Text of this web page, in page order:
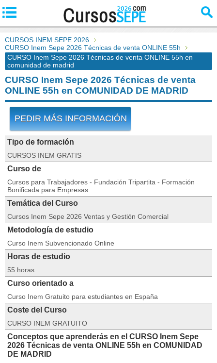
CURSOS INEM SEPE 2026
CURSO Inem Sepe 2026 Técnicas de venta ONLINE 55h
CURSO Inem Sepe 2026 Técnicas de venta ONLINE 55h en
comunidad de madrid
CURSO Inem Sepe 2026 Técnicas de venta
ONLINE 55h en COMUNIDAD DE MADRID
PEDIR MÁS INFORMACIÓN
Tipo de formación
CURSOS INEM GRATIS
Curso de
Cursos para Trabajadores - Fundación Tripartita - Formación
Bonificada para Empresas
Temática del Curso
Cursos Inem Sepe 2026 Ventas y Gestión Comercial
Metodología de estudio
Curso Inem Subvencionado Online
Horas de estudio
55 horas
Curso orientado a
Curso Inem Gratuito para estudiantes en España
Coste del Curso
CURSO INEM GRATUITO
Conceptos que aprenderás en el CURSO Inem Sepe
2026 Técnicas de venta ONLINE 55h en COMUNIDAD
DE MADRID